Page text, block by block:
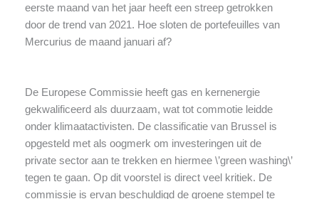
eerste maand van het jaar heeft een streep getrokken
door de trend van 2021. Hoe sloten de portefeuilles van
Mercurius de maand januari af?
De Europese Commissie heeft gas en kernenergie
gekwalificeerd als duurzaam, wat tot commotie leidde
onder klimaatactivisten. De classificatie van Brussel is
opgesteld met als oogmerk om investeringen uit de
private sector aan te trekken en hiermee \’green washing\’
tegen te gaan. Op dit voorstel is direct veel kritiek. De
commissie is ervan beschuldigd de groene stempel te